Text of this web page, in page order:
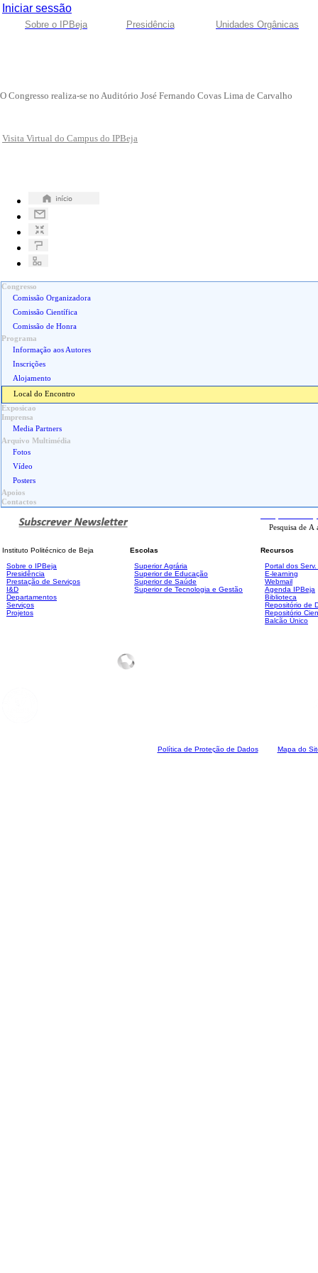
Iniciar sessão
Sobre o IPBeja Presidência Unidades Orgânicas
O Congresso realiza-se no Auditório José Fernando Covas Lima de Carvalho
Visita Virtual do Campus do IPBeja
Congresso
Comissão Organizadora
Comissão Científica
Comissão de Honra
Programa
Informação aos Autores
Inscrições
Alojamento
Local do Encontro
Exposicao
Imprensa
Media Partners
Arquivo Multimédia
Fotos
Vídeo
Posters
Apoios
Contactos
Instituto Politécnico de Beja
Sobre o IPBeja
Presidência
Prestação de Serviços
I&D
Departamentos
Serviços
Projetos
Escolas
Superior Agrária
Superior de Educação
Superior de Saúde
Superior de Tecnologia e Gestão
Recursos
Portal dos
E-learning
Webmail
Agenda IPBeja
Biblioteca
Repositório de
Repositório
Balcão Único
Política de Proteção de Dados Mapa do